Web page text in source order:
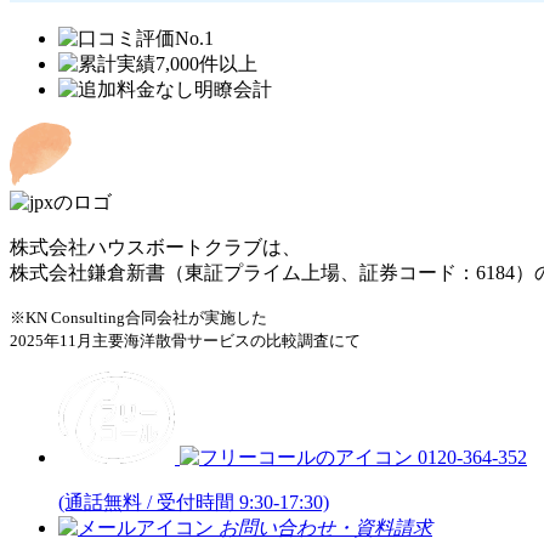
株式会社ハウスボートクラブは、
株式会社鎌倉新書（東証プライム上場、証券コード：6184）
※KN Consulting合同会社が実施した
2025年11月主要海洋散骨サービスの比較調査にて
0120-364-352
(通話無料 / 受付時間 9:30-17:30)
お問い合わせ・資料請求